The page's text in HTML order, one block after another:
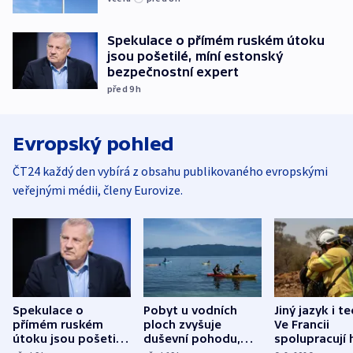
Spekulace o přímém ruském útoku
jsou pošetilé, míní estonský
bezpečnostní expert
před 9h
Evropský pohled
ČT24 každý den vybírá z obsahu publikovaného evropskými
veřejnými médii, členy Eurovize.
Spekulace o
přímém ruském
útoku jsou pošetilé,
Pobyt u vodních
ploch zvyšuje
duševní pohodu,
Jiný jazyk i
Ve Francii
spolupracují